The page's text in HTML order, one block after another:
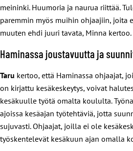
meininki. Huumoria ja naurua riittää.
paremmin myös muihin ohjaajiin, joita
muuten ehdi juuri tavata, Minna kertoo.
Haminassa joustavuutta ja
Taru kertoo, että Haminassa ohjaajat,
on kirjattu kesäkeskeytys, voivat
kesäkuulle työtä omalta koululta.
ajoissa kesäajan työtehtäviä, jotta
sujuvasti. Ohjaajat, joilla ei ole
työskentelevät kesäkuun ajan omalla